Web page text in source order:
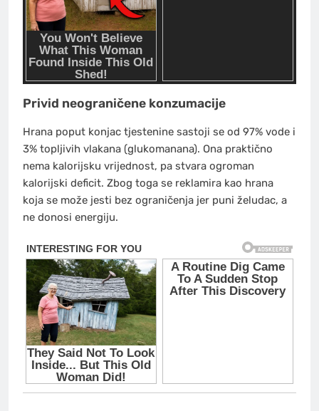
Privid neograničene konzumacije
Hrana poput konjac tjestenine sastoji se od 97% vode i
3% topljivih vlakana (glukomanana). Ona praktično
nema kalorijsku vrijednost, pa stvara ogroman
kalorijski deficit. Zbog toga se reklamira kao hrana
koja se može jesti bez ograničenja jer puni želudac, a
ne donosi energiju.